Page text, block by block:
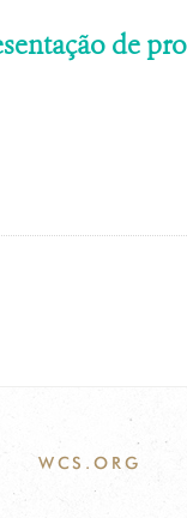
de
WCS.ORG